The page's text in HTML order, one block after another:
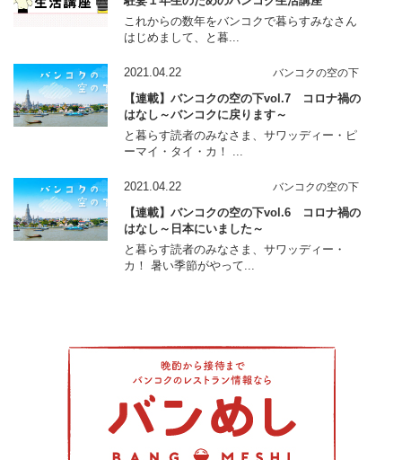
これからの数年をバンコクで暮らすみなさん
はじめまして、と暮...
2021.04.22 バンコクの空の下
【連載】バンコクの空の下vol.7 コロナ禍の
はなし～バンコクに戻ります～
と暮らす読者のみなさま、サワッディー・ピ
ーマイ・タイ・カ！ ...
2021.04.22 バンコクの空の下
【連載】バンコクの空の下vol.6 コロナ禍の
はなし～日本にいました～
と暮らす読者のみなさま、サワッディー・
カ！ 暑い季節がやって...